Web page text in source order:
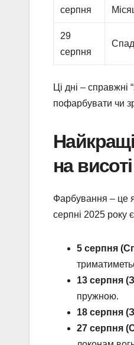
серпня
29
серпня
Ці дні –
пофарбувати чи
на висоті
Фарбування – це
серпні 2025 року
5 серпня
13 серпня
пружною.
18 серпня
27 серпня